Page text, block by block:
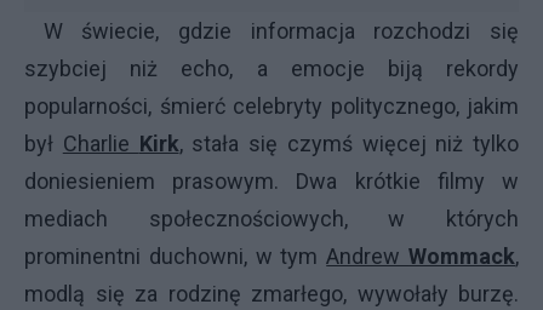
W świecie, gdzie informacja rozchodzi się
szybciej niż echo, a emocje biją rekordy
popularności, śmierć celebryty politycznego, jakim
był Charlie Kirk, stała się czymś więcej niż tylko
doniesieniem prasowym. Dwa krótkie filmy w
mediach społecznościowych, w których
prominentni duchowni, w tymAndrewWommack,
modlą się za rodzinę zmarłego, wywołały burzę.